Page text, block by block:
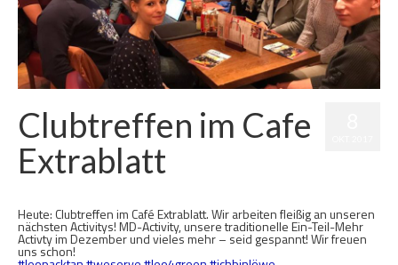
Clubtreffen im Cafe
Extrablatt
Heute: Clubtreffen im Café Extrablatt. Wir arbeiten fleißig an unseren
nächsten Activitys! MD-Activity, unsere traditionelle Ein-Teil-Mehr
Activty im Dezember und vieles mehr – seid gespannt! Wir freuen
uns schon!